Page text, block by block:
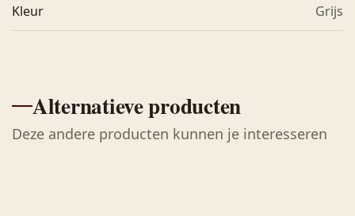
Kleur Grijs
Alternatieve producten
Deze andere producten kunnen je interesseren